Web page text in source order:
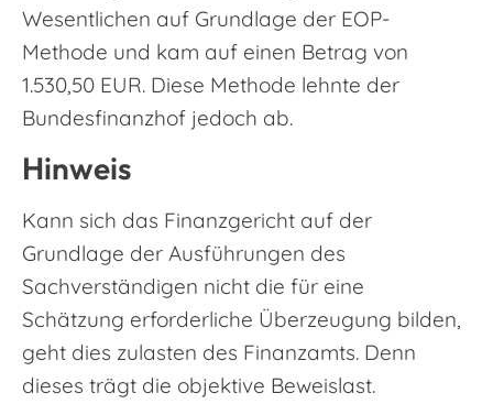
Wesentlichen auf Grundlage der EOP-
Methode und kam auf einen Betrag von
1.530,50 EUR. Diese Methode lehnte der
Bundesfinanzhof jedoch ab.
Hinweis
Kann sich das Finanzgericht auf der
Grundlage der Ausführungen des
Sachverständigen nicht die für eine
Schätzung erforderliche Überzeugung bilden,
geht dies zulasten des Finanzamts. Denn
dieses trägt die objektive Beweislast.